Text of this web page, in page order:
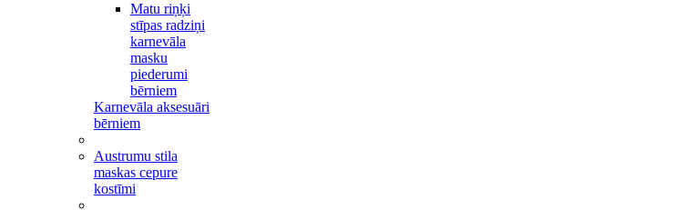
Matu riņķi
stīpas radziņi
karnevāla
masku
piederumi
bērniem
Karnevāla aksesuāri
bērniem
Austrumu stila
maskas cepure
kostīmi